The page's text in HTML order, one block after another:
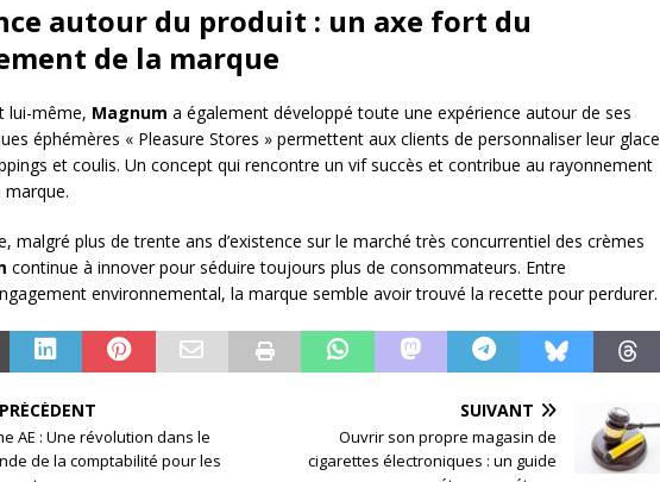
autour du produit : un axe fort du
de la marque
lui-même, Magnum a également développé toute une expérience autour de ses
éphémères « Pleasure Stores » permettent aux clients de personnaliser leur glace
et coulis. Un concept qui rencontre un vif succès et contribue au rayonnement
malgré plus de trente ans d’existence sur le marché très concurrentiel des crèmes
continue à innover pour séduire toujours plus de consommateurs. Entre
environnemental, la marque semble avoir trouvé la recette pour perdurer.
PRÉCÉDENT
AE : Une révolution dans le
de la comptabilité pour les
SUIVANT
Ouvrir son propre magasin de
cigarettes électroniques : un guide